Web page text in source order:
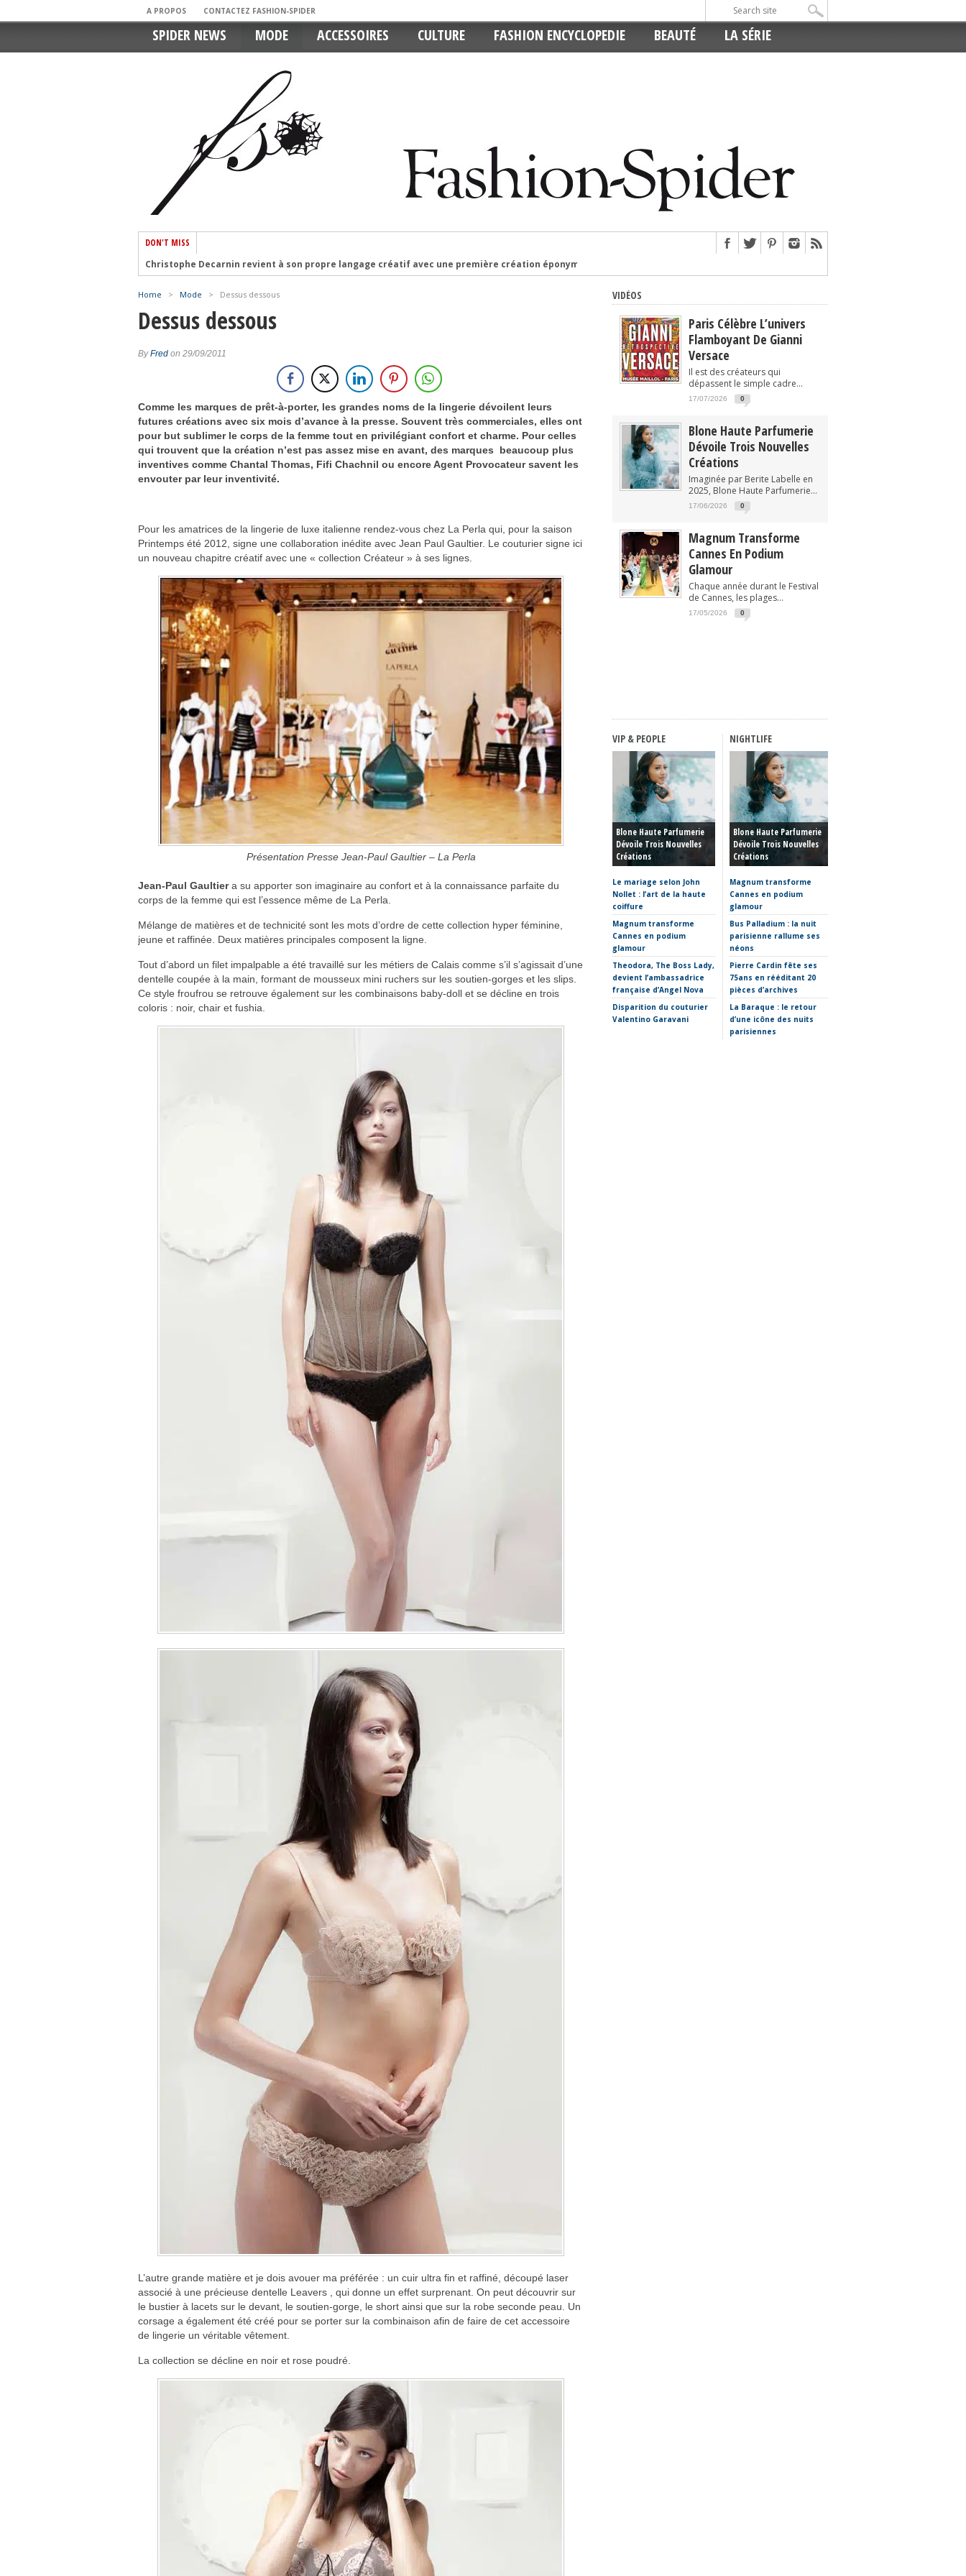
A PROPOS CONTACTEZ FASHION-SPIDER
SPIDER NEWS MODE ACCESSOIRES CULTURE FASHION ENCYCLOPEDIE BEAUTÉ LA SÉRIE
DON'T MISS
Haute Couture automne-hiver 2026-2027 : entre rêve, prouesse technique et retour au vêtement
L’arrivée d’Olivier Rousteing chez Rabanne divise avant même d’avoir présenté une collection
Paris célèbre l’univers flamboyant de Gianni Versace
Une vision estivale signée Ludovic de Saint Sernin
Vilebrequin imagine le maillot collector
Chanel renforce son patrimoine avec l’acquisition de Charvet
Avec « Icônes », On Aura Tout Vu revisite ses créations les plus emblématiques
Christophe Decarnin revient à son propre langage créatif avec une première création éponyme
Home > Mode > Dessus dessous
Dessus dessous
ByFred on 29/09/2011
Comme les marques de prêt-à-porter, les grandes noms de la lingerie dévoilent leurs
futures créations avec six mois d’avance à la presse. Souvent très commerciales, elles ont
pour but sublimer le corps de la femme tout en privilégiant confort et charme. Pour celles
qui trouvent que la création n’est pas assez mise en avant, des marques beaucoup plus
inventives comme Chantal Thomas, Fifi Chachnil ou encore Agent Provocateur savent les
envouter par leur inventivité.
Pour les amatrices de la lingerie de luxe italienne rendez-vous chez La Perla qui, pour la saison
Printemps été 2012, signe une collaboration inédite avec Jean Paul Gaultier. Le couturier signe ici
un nouveau chapitre créatif avec une « collection Créateur » à ses lignes.
Présentation Presse Jean-Paul Gaultier – La Perla
Jean-Paul Gaultiera su apporter son imaginaire au confort et à la connaissance parfaite du
corps de la femme qui est l’essence même de La Perla.
Mélange de matières et de technicité sont les mots d’ordre de cette collection hyper féminine,
jeune et raffinée. Deux matières principales composent la ligne.
Tout d’abord un filet impalpable a été travaillé sur les métiers de Calais comme s’il s’agissait d’une
dentelle coupée à la main, formant de mousseux mini ruchers sur les soutien-gorges et les slips.
Ce style froufrou se retrouve également sur les combinaisons baby-doll et se décline en trois
coloris : noir, chair et fushia.
L’autre grande matière et je dois avouer ma préférée : un cuir ultra fin et raffiné, découpé laser
associé à une précieuse dentelle Leavers , qui donne un effet surprenant. On peut découvrir sur
le bustier à lacets sur le devant, le soutien-gorge, le short ainsi que sur la robe seconde peau. Un
corsage a également été créé pour se porter sur la combinaison afin de faire de cet accessoire
de lingerie un véritable vêtement.
La collection se décline en noir et rose poudré.
VIDÉOS
Paris Célèbre L’univers
Flamboyant De Gianni
Versace
Il est des créateurs qui
dépassent le simple cadre...
17/07/2026 0
Blone Haute Parfumerie
Dévoile Trois Nouvelles
Créations
Imaginée par Berite Labelle en
2025, Blone Haute Parfumerie...
17/06/2026 0
Magnum Transforme
Cannes En Podium
Glamour
Chaque année durant le Festival
de Cannes, les plages...
17/05/2026 0
VIP & PEOPLE
Blone Haute Parfumerie
Dévoile Trois Nouvelles
Créations
Le mariage selon John
Nollet : l’art de la haute
coiffure
Magnum transforme
Cannes en podium
glamour
Theodora, The Boss Lady,
devient l’ambassadrice
française d’Angel Nova
Disparition du couturier
Valentino Garavani
NIGHTLIFE
Blone Haute Parfumerie
Dévoile Trois Nouvelles
Créations
Magnum transforme
Cannes en podium
glamour
Bus Palladium : la nuit
parisienne rallume ses
néons
Pierre Cardin fête ses
75ans en rééditant 20
pièces d’archives
La Baraque : le retour
d’une icône des nuits
parisiennes